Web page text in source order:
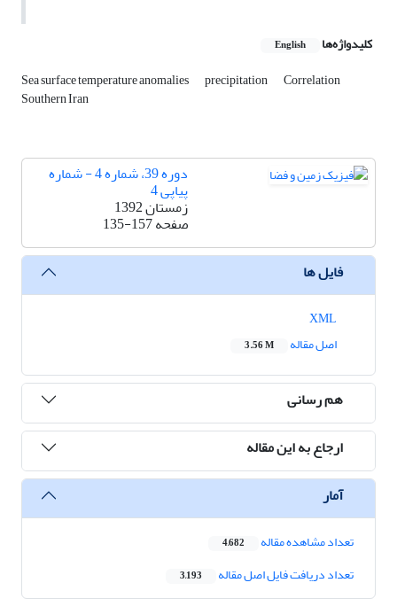
کلیدواژه‌ها English
Sea surface temperature anomalies precipitation Correlation
Southern Iran
دوره 39، شماره 4 - شماره
پیاپی 4
زمستان 1392
صفحه135-157
فایل ها
اصل مقاله
3.56 M
هم رسانی
ارجاع به این مقاله
آمار
تعداد مشاهده مقاله 4,682
تعداد دریافت فایل اصل مقاله 3,193